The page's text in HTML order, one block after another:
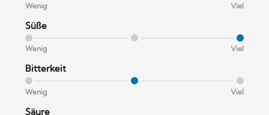
Wenig Viel
Süße
Wenig Viel
Bitterkeit
Wenig Viel
Säure